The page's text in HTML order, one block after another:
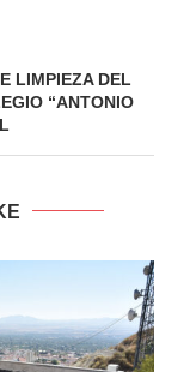
LIMPIEZA DEL
“ANTONIO